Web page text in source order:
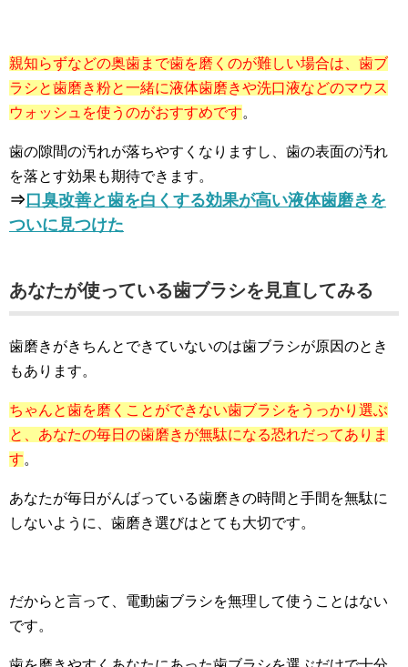
親知らずなどの奥歯まで歯を磨くのが難しい場合は、歯ブ
ラシと歯磨き粉と一緒に液体歯磨きや洗口液などのマウス
ウォッシュを使うのがおすすめです。
歯の隙間の汚れが落ちやすくなりますし、歯の表面の汚れ
を落とす効果も期待できます。
⇒口臭改善と歯を白くする効果が高い液体歯磨きを
ついに見つけた
あなたが使っている歯ブラシを見直してみる
歯磨きがきちんとできていないのは歯ブラシが原因のとき
もあります。
ちゃんと歯を磨くことができない歯ブラシをうっかり選ぶ
と、あなたの毎日の歯磨きが無駄になる恐れだってありま
す。
あなたが毎日がんばっている歯磨きの時間と手間を無駄に
しないように、歯磨き選びはとても大切です。
だからと言って、電動歯ブラシを無理して使うことはない
です。